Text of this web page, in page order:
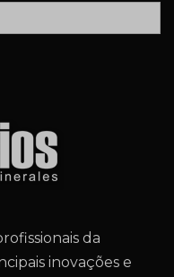
da
inovações e